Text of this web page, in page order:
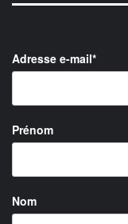
Adresse e-mail*
Prénom
Nom